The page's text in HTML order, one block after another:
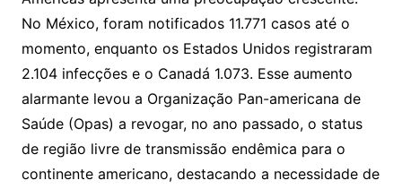
No México, foram notificados 11.771 casos até o
momento, enquanto os Estados Unidos registraram
2.104 infecções e o Canadá 1.073. Esse aumento
alarmante levou a Organização Pan-americana de
Saúde (Opas) a revogar, no ano passado, o status
de região livre de transmissão endêmica para o
continente americano, destacando a necessidade de